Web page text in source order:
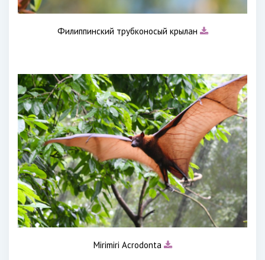
Филиппинский трубконосый крылан
Mirimiri Acrodonta